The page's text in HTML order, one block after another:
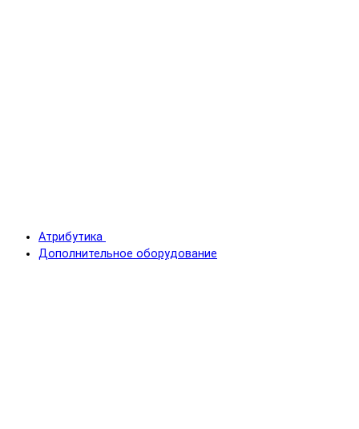
Атрибутика
Дополнительное оборудование